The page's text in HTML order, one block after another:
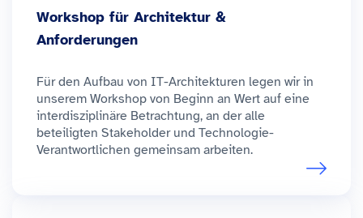
Workshop für Architektur &
Anforderungen
Für den Aufbau von IT-Architekturen legen wir in
unserem Workshop von Beginn an Wert auf eine
interdisziplinäre Betrachtung, an der alle
beteiligten Stakeholder und Technologie-
Verantwortlichen gemeinsam arbeiten.